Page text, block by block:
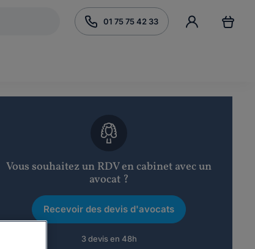
01 75 75 42 33
Vous souhaitez un RDV en cabinet avec un
avocat ?
Recevoir des devis d'avocats
3 devis en 48h